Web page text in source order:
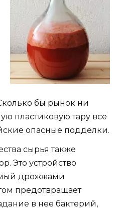
бы рынок ни
пластиковую тару все
опасные подделки.
сырья также
Это устройство
дрожжами
предотвращает
в нее бактерий,